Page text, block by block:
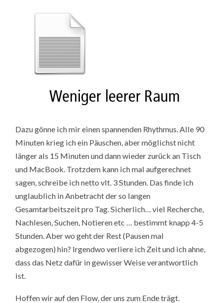
Dazu gönne ich mir einen spannenden Rhythmus. Alle 90
Minuten krieg ich ein Päuschen, aber möglichst nicht
länger als 15 Minuten und dann wieder zurück an Tisch
und MacBook. Trotzdem kann ich mal aufgerechnet
sagen, schreibe ich netto vlt. 3 Stunden. Das finde ich
unglaublich in Anbetracht der so langen
Gesamtarbeitszeit pro Tag. Sicherlich… viel Recherche,
Nachlesen, Suchen, Notieren etc … bestimmt knapp 4-5
Stunden. Aber wo geht der Rest (Pausen mal
abgezogen) hin? Irgendwo verliere ich Zeit und ich ahne,
dass das Netz dafür in gewisser Weise verantwortlich
ist.
Hoffen wir auf den Flow, der uns zum Ende trägt.